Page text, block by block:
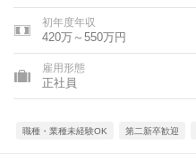
初年度年収
420万～550万円
雇用形態
正社員
職種・業種未経験OK 第二新卒歓迎